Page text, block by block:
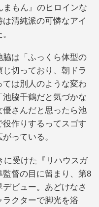
まもん』のヒロインな
清純派の可憐なアイ
は「ふっくら体型の
切っており、朝ドラ
は別人のような変わ
池脇千鶴だと気づかな
さんだと思ったら池
作りするってスゴす
っている。
に受けた『リハウスガ
督の目に留まり、第8
ビュー。あどけなさ
クターで脚光を浴